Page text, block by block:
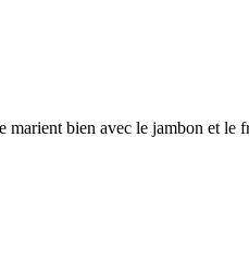
marient bien avec le jambon et